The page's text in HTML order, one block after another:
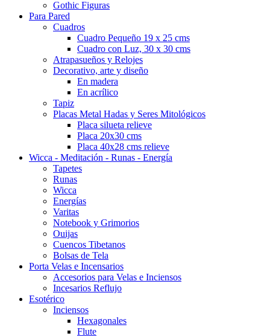
Gothic Figuras
Para Pared
Cuadros
Cuadro Pequeño 19 x 25 cms
Cuadro con Luz, 30 x 30 cms
Atrapasueños y Relojes
Decorativo, arte y diseño
En madera
En acrílico
Tapiz
Placas Metal Hadas y Seres Mitológicos
Placa silueta relieve
Placa 20x30 cms
Placa 40x28 cms relieve
Wicca - Meditación - Runas - Energía
Tapetes
Runas
Wicca
Energías
Varitas
Notebook y Grimorios
Ouijas
Cuencos Tibetanos
Bolsas de Tela
Porta Velas e Incensarios
Accesorios para Velas e Inciensos
Incesarios Reflujo
Esotérico
Inciensos
Hexagonales
Flute